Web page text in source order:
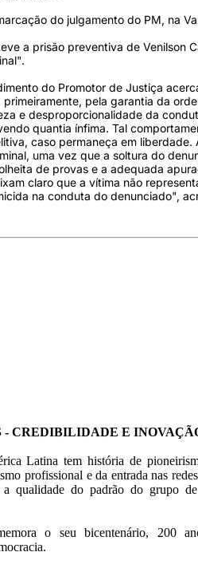
do julgamento do PM, na
a prisão preventiva de
do Promotor de Justiça
pela garantia da
e desproporcionalidade da
quantia ínfima. Tal
caso permaneça em
uma vez que a soltura do
de provas e a adequada
claro que a vítima não
na conduta do denunciado",
- CREDIBILIDADE E
Latina tem história de
profissional e da entrada nas
qualidade do padrão do grupo
o seu bicentenário, 200